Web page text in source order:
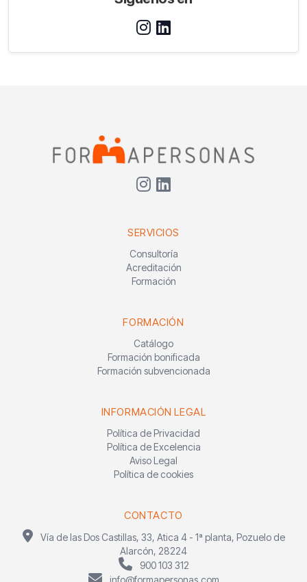
SERVICIOS
Consultoría
Acreditación
Formación
FORMACIÓN
Catálogo
Formación bonificada
Formación subvencionada
INFORMACIÓN LEGAL
Política de Privacidad
Política de Excelencia
Aviso Legal
Política de cookies
CONTACTO
Vía de las Dos Castillas, 33, Atica 4 - 1ª planta, Pozuelo de
Alarcón, 28224
900 103 312
info@formapersonas.com